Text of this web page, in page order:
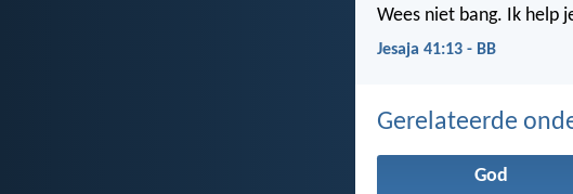
Wees niet bang. Ik help
Jesaja 41:13 - BB
Gerelateerde
God